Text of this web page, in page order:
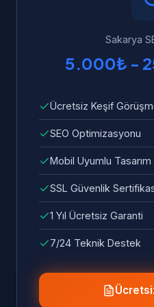
ve sorunlar ücretsiz
Sakarya
5.000₺ -
Ücretsiz Keşif
SEO Optimizasyonu
Mobil Uyumlu Tasarım
SSL Güvenlik
1 Yıl Ücretsiz Garanti
7/24 Teknik Destek